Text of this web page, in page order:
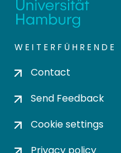
WEITERFÜHRENDE
Contact
Send Feedback
Cookie settings